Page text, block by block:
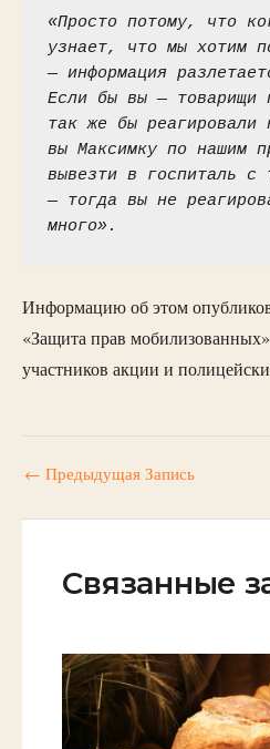
«Просто потому, что
узнает, что мы хотим
— информация
Если бы вы — товарищи
так же бы
вы Максимку по нашим
вывезти в госпиталь с
— тогда вы не
много».
Информацию об этом
«Защита прав
участников акции и
← Предыдущая Запись
Связанные